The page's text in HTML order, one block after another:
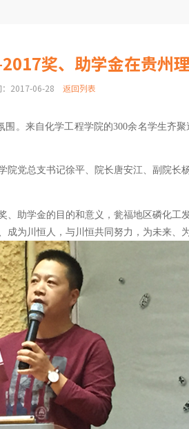
奖、助学金在贵州
：2017-06-28 返回列表
围。来自化学工程学院的300余名学生齐聚
党总支书记徐平、院长唐安江、副院长
助学金的目的和意义，瓮福地区磷化工
为川恒人，与川恒共同努力，为未来、